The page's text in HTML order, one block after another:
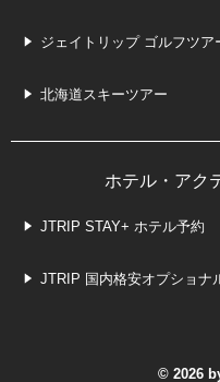
ジェイトリップ ゴルフツア
北海道スキーツアー
ホテル・アク
JTRIP STAY+ ホテル予約
JTRIP 国内格安オプショナ
© 2026